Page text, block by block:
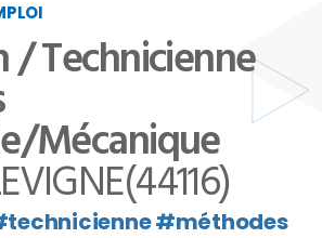
/ Technicienne
Mécanique
#méthodes